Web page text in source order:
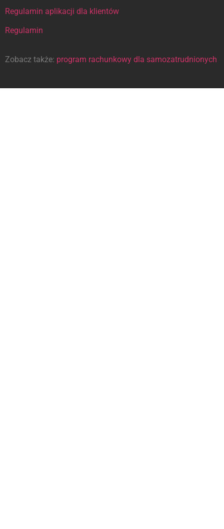
Regulamin aplikacji dla klientów
Regulamin
Zobacz także: program rachunkowy dla samozatrudnionych